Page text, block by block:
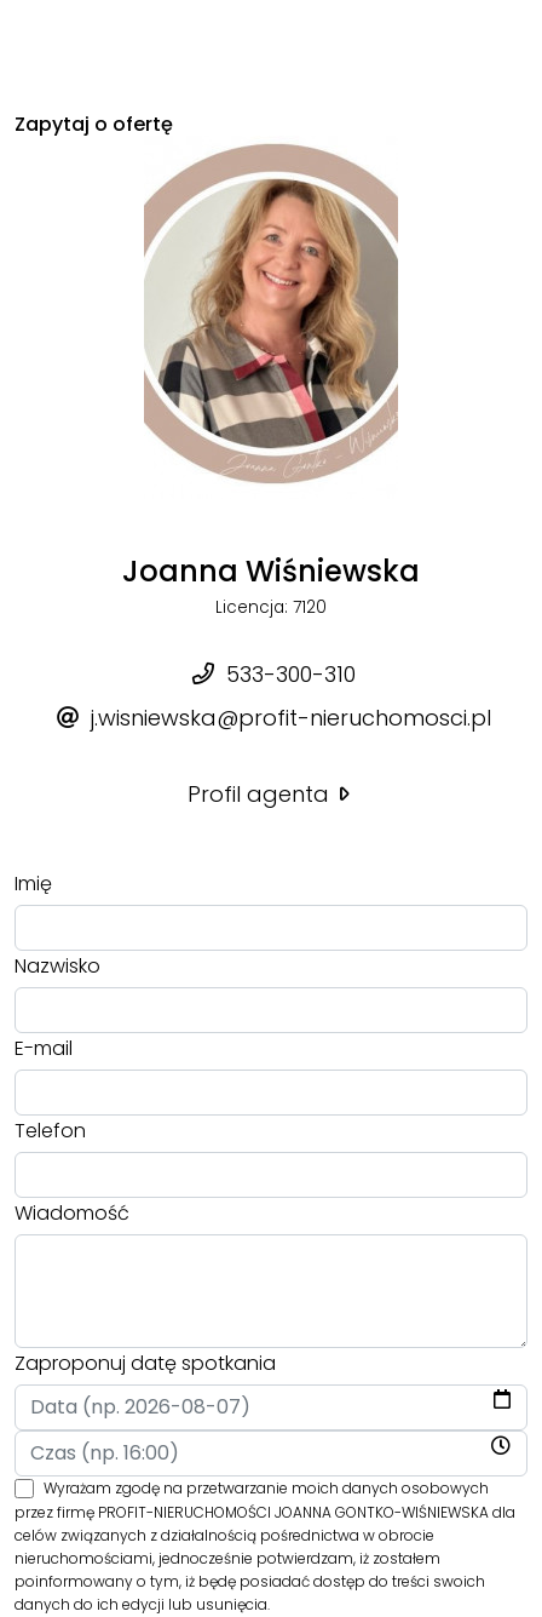
Zapytaj o ofertę
Joanna Wiśniewska
Licencja: 7120
533-300-310
j.wisniewska@profit-nieruchomosci.pl
Profil agenta
Imię
Nazwisko
E-mail
Telefon
Wiadomość
Zaproponuj datę spotkania
Wyrażam zgodę na przetwarzanie moich danych osobowych
przez firmę PROFIT-NIERUCHOMOŚCI JOANNA GONTKO-WIŚNIEWSKA dla
celów związanych z działalnością pośrednictwa w obrocie
nieruchomościami, jednocześnie potwierdzam, iż zostałem
poinformowany o tym, iż będę posiadać dostęp do treści swoich
danych do ich edycji lub usunięcia.